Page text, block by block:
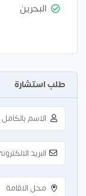
البحرين
طلب استشارة